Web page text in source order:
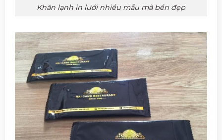
Khăn lạnh in lưới nhiều mẫu mã bền đẹp